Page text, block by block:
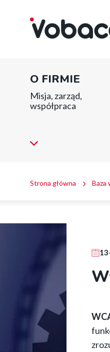
Wytyczne
WCAG
redaktorów
internetowych
VOBACOM
Inteligentne
rozwiązania
instytucji
Przejdź
menu
Przejdź
treści
Przejdź
stopki
menu
block
O FIRMIE
Misja, zarząd,
współpraca
Ścieżka
Strona główna Baza